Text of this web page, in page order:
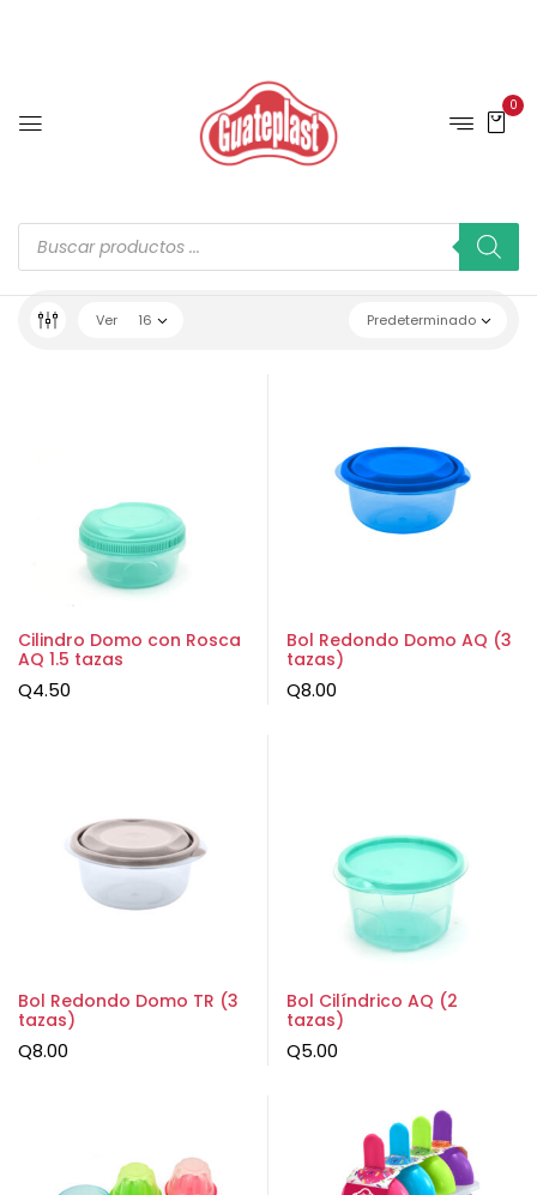
0
Predeterminado
Ver 16
Cilindro Domo con Rosca
AQ 1.5 tazas
Q4.50
Bol Redondo Domo AQ (3
tazas)
Q8.00
Bol Redondo Domo TR (3
tazas)
Q8.00
Bol Cilíndrico AQ (2
tazas)
Q5.00